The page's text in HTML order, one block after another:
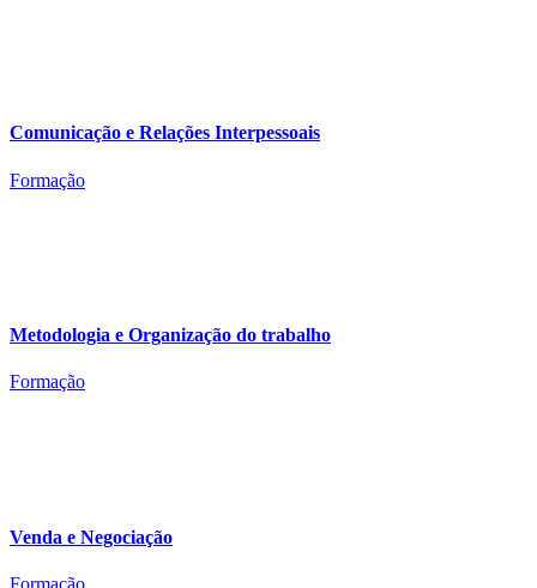
Comunicação e Relações Interpessoais
Formação
Metodologia e Organização do trabalho
Formação
Venda e Negociação
Formação